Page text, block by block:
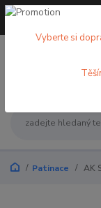
+420 773 998 582
Patinace AK
Vyberte si